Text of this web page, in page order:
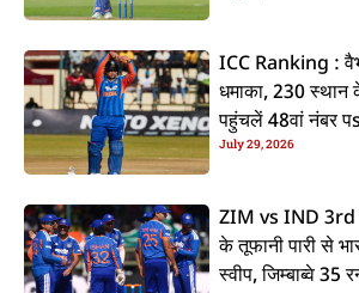
ICC Ranking :
धमाका, 230
पहुंचलें 48वां नंबर पs
July 29, 2026
ZIM vs IND 3rd
के तूफानी पारी से
स्वीप, जिम्बाब्वे 35